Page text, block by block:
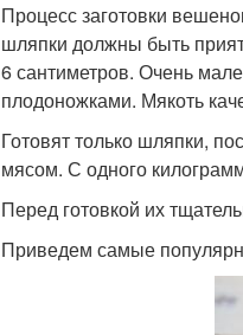
Процесс заготовки
шляпки должны быть
6 сантиметров. Очень
плодоножками. Мякоть
Готовят только шляпки,
мясом. С одного
Перед готовкой их
Приведем самые